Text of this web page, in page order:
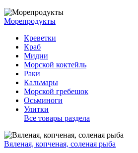
Морепродукты
Креветки
Краб
Мидии
Морской коктейль
Раки
Кальмары
Морской гребешок
Осьминоги
Улитки
Все товары раздела
Вяленая, копченая, соленая рыба